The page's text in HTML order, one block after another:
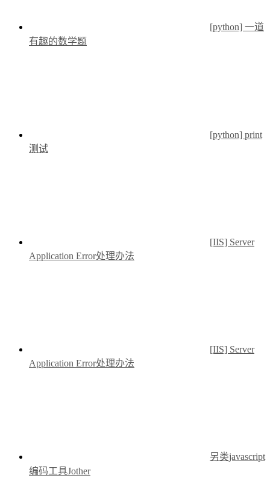
[python] 一道
有趣的数学题
[python] print
测试
[IIS] Server
Application Error处理办法
[IIS] Server
Application Error处理办法
另类javascript
编码工具Jother